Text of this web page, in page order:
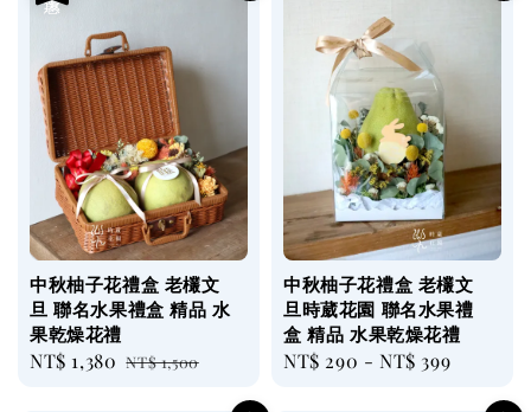
中秋柚子花禮盒 老欉文
旦 聯名水果禮盒 精品 水
果乾燥花禮
Sale
NT$ 1,380 Regular
NT$ 1,500
中秋柚子花禮盒 老欉文
旦時葳花園 聯名水果禮
盒 精品 水果乾燥花禮
Regular
NT$ 290 -NT$ 399